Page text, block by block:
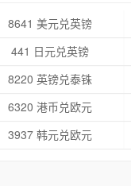
8641 美元兑英镑
441 日元兑英镑
8220 英镑兑泰铢
6320 港币兑欧元
3937 韩元兑欧元